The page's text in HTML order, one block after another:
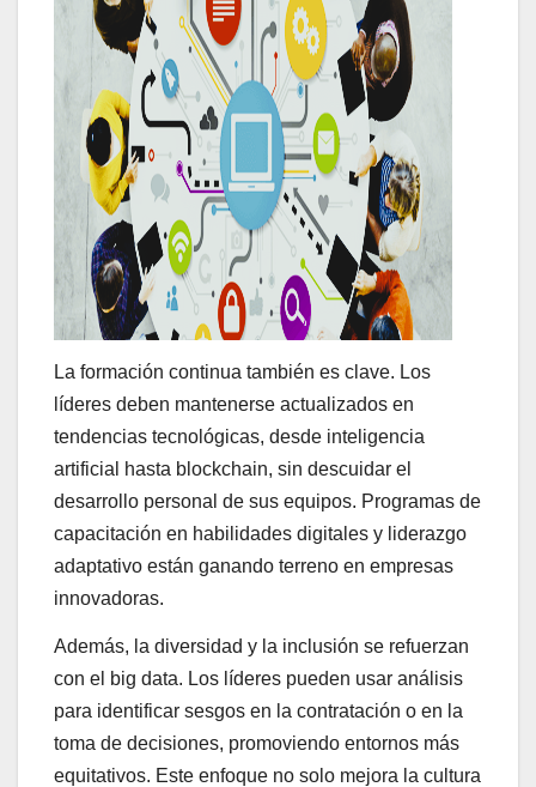
La formación continua también es clave. Los
líderes deben mantenerse actualizados en
tendencias tecnológicas, desde inteligencia
artificial hasta blockchain, sin descuidar el
desarrollo personal de sus equipos. Programas de
capacitación en habilidades digitales y liderazgo
adaptativo están ganando terreno en empresas
innovadoras.
Además, la diversidad y la inclusión se refuerzan
con el big data. Los líderes pueden usar análisis
para identificar sesgos en la contratación o en la
toma de decisiones, promoviendo entornos más
equitativos. Este enfoque no solo mejora la cultura